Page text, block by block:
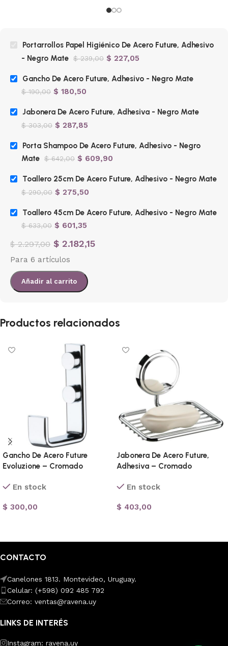
Portarrollos Papel Higiénico De Acero Future, Adhesivo
- Negro Mate $239,00 $ 227,05
Gancho De Acero Future, Adhesivo - Negro Mate
$190,00 $ 180,50
Jabonera De Acero Future, Adhesiva - Negro Mate
$303,00 $ 287,85
Porta Shampoo De Acero Future, Adhesivo - Negro
Mate $642,00 $ 609,90
Toallero 25cm De Acero Future, Adhesivo - Negro Mate
$290,00 $ 275,50
Toallero 45cm De Acero Future, Adhesivo - Negro Mate
$633,00 $ 601,35
$2.297,00 $ 2.182,15
Para 6 artículos
Añadir al carrito
Productos relacionados
Gancho De Acero Future
Evoluzione – Cromado
En stock
$ 300,00
Jabonera De Acero Future,
Adhesiva – Cromado
En stock
$ 403,00
CONTACTO
Canelones 1813. Montevideo, Uruguay.
Celular: (+598) 092 485 792
Correo: ventas@ravena.uy
LINKS DE INTERÉS
Instagram: ravena.uy